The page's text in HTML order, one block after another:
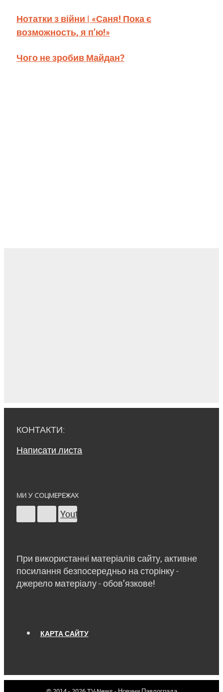
Нотатки з війни | «Саня! Пока є
возможность, я п’ю!»
Чого не зробив Майдан?
КОНТАКТИ:
Написати листа
МИ У СОЦМЕРЕЖАХ
Youtube
При використанні матеріалів сайту, активне
посилання безпосередньо на сторінку -
джерело матеріалу - обов’язкове!
КАРТА САЙТУ